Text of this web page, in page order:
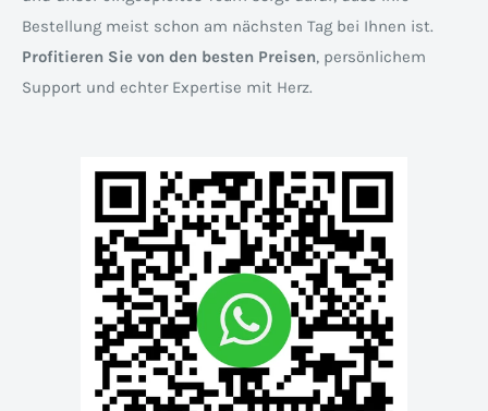
Bestellung meist schon am nächsten Tag bei Ihnen ist.
Profitieren Sie von den besten Preisen, persönlichem
Support und echter Expertise mit Herz.